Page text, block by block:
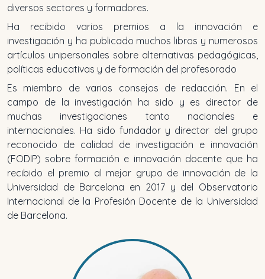
diversos sectores y formadores.
Ha recibido varios premios a la innovación e
investigación y ha publicado muchos libros y numerosos
artículos unipersonales sobre alternativas pedagógicas,
políticas educativas y de formación del profesorado
Es miembro de varios consejos de redacción. En el
campo de la investigación ha sido y es director de
muchas investigaciones tanto nacionales e
internacionales. Ha sido fundador y director del grupo
reconocido de calidad de investigación e innovación
(FODIP) sobre formación e innovación docente que ha
recibido el premio al mejor grupo de innovación de la
Universidad de Barcelona en 2017 y del Observatorio
Internacional de la Profesión Docente de la Universidad
de Barcelona.